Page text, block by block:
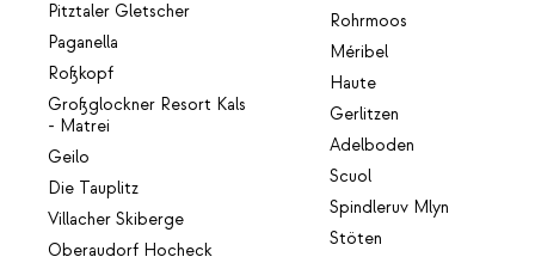
Pitztaler Gletscher
Paganella
Roßkopf
Großglockner Resort Kals
- Matrei
Geilo
Die Tauplitz
Villacher Skiberge
Oberaudorf Hocheck
Rohrmoos
Méribel
Haute
Gerlitzen
Adelboden
Scuol
Spindleruv Mlyn
Stöten